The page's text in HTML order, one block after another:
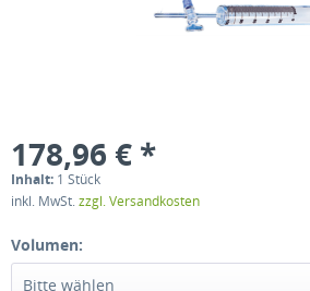
178,96 € *
Inhalt: 1 Stück
inkl. MwSt.zzgl. Versandkosten
Volumen:
Bitte wählen